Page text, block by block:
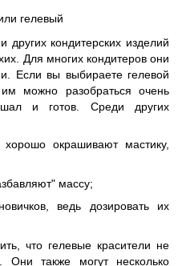
других кондитерских изделий
Для многих кондитеров они
Если вы выбираете гелевой
им можно разобраться очень
и готов. Среди других
окрашивают мастику,
массу;
ведь дозировать их
что гелевые красители не
Они также могут несколько